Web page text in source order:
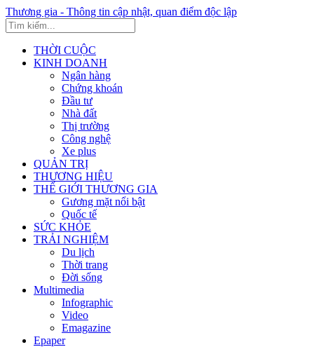
Thương gia - Thông tin cập nhật, quan điểm độc lập
THỜI CUỘC
KINH DOANH
Ngân hàng
Chứng khoán
Đầu tư
Nhà đất
Thị trường
Công nghệ
Xe plus
QUẢN TRỊ
THƯƠNG HIỆU
THẾ GIỚI THƯƠNG GIA
Gương mặt nổi bật
Quốc tế
SỨC KHỎE
TRẢI NGHIỆM
Du lịch
Thời trang
Đời sống
Multimedia
Infographic
Video
Emagazine
Epaper